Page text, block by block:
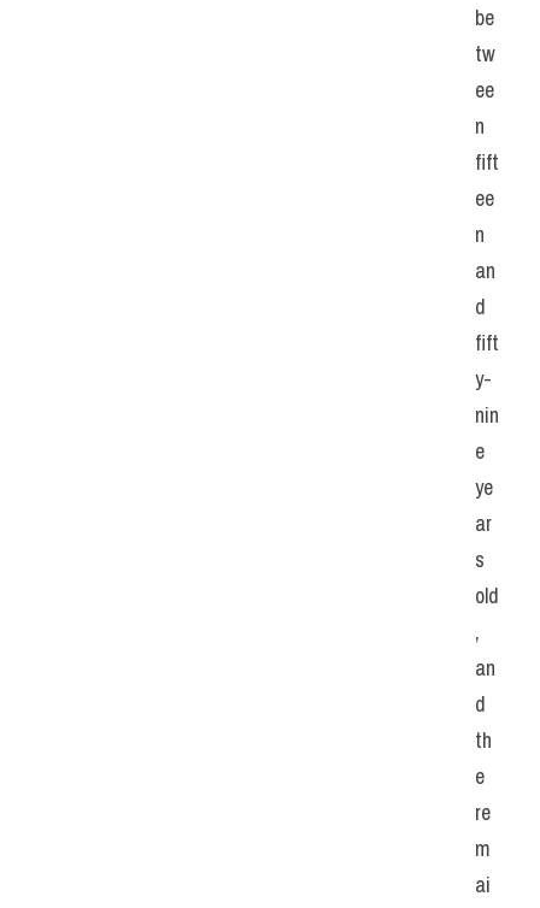
be
tw
ee
n
fift
ee
n
an
d
fift
y-
nin
e
ye
ar
s
old
,
an
d
th
e
re
m
ai